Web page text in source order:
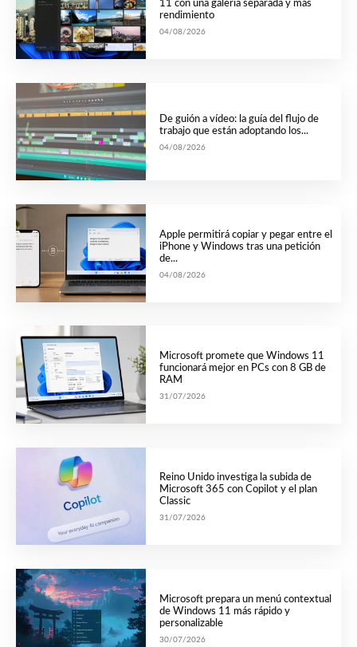
11 con una galería separada y más
rendimiento
04/08/2026
De guión a vídeo: la guía del flujo de
trabajo que están adoptando los...
04/08/2026
Apple permitirá copiar y pegar entre el
iPhone y Windows tras una petición
de...
04/08/2026
Microsoft promete que Windows 11
funcionará mejor en PCs con 8 GB de
RAM
31/07/2026
Reino Unido investiga la subida de
Microsoft 365 con Copilot y el plan
Classic
31/07/2026
Microsoft prepara un menú contextual
de Windows 11 más rápido y
personalizable
30/07/2026